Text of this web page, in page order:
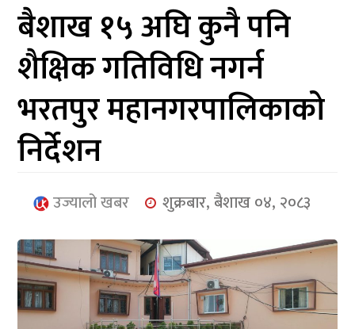
आर्थिक
मनोरञ्जन
खेलकुद
अन्तर्राष्ट्रिय/
युनिकोड
बैशाख १५ अघि कुनै पनि
शैक्षिक गतिविधि नगर्न
भरतपुर महानगरपालिकाको
निर्देशन
उज्यालो खबर शुक्रबार, बैशाख ०४, २०८३